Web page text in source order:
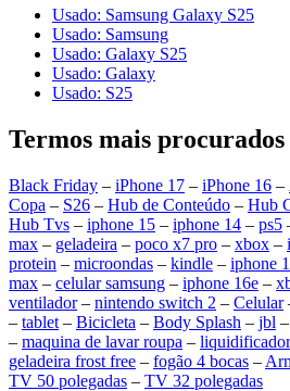
Usado: Samsung Galaxy S25
Usado: Samsung
Usado: Galaxy S25
Usado: Galaxy
Usado: S25
Termos mais procurados
Black Friday – iPhone 17 – iPhone 16 –
Copa – S26 – Hub de Conteúdo – Hub
Hub Tvs – iphone 15 – iphone 14 – ps5
max – geladeira – poco x7 pro – xbox –
protein – microondas – kindle – iphone
max – celular samsung – iphone 16e –
ventilador– nintendo switch 2 – Celular
– tablet – Bicicleta – Body Splash – jbl –
– maquina de lavar roupa – liquidificador
geladeira frost free – fogão 4 bocas –
TV 50 polegadas – TV 32 polegadas